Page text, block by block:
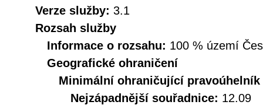
Verze služby: 3.1
Rozsah služby
Informace o rozsahu: 100 % území
Geografické ohraničení
Minimální ohraničující pravoúhelník
Nejzápadnější souřadnice: 12.09